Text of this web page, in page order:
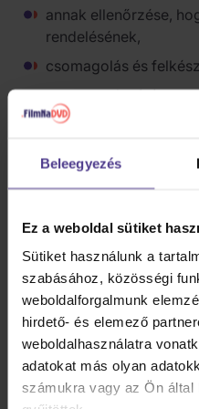
Beleegyezés
Ez a weboldal sütiket
Sütiket használunk a
szabásához, közösségi
weboldalforgalmunk
hirdető- és elemező
weboldalhasználatra
adatokat más olyan
számukra vagy az Ön
annak ellenőrzése,
rendelésének,
csomagolás és
a csomag lezárása a
átadása a
Minden rendelést nagyra
megteszünk azért, hogy
Önhöz. Ha nem veszi át
a legfontosabb,
kell csomagolnunk a
dobni a buborékfóliás
lehet újra felhasználni.
árut a raktárba,
kell a már kiállított